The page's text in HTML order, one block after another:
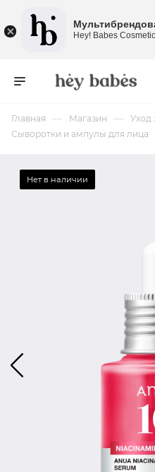
Главная — Магазин — Уход
Сыворотки и ампулы для лица
Нет в наличии
Hey! Babes